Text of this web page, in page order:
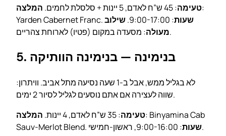
טעימה: 45 ש”ח לאדם, 5 יינות + סלסלת לחמים. המלצה
:
Yarden Cabernet Franc.
שעות: 9:00-17:00.
שילוב
מעולה: מסעדה במקום (פטיו) לארוחת צהריים.
5. בנימינה — בנימינה הוותיקה
לא בגליל ממש, אבל ב-1 שעה נסיעה מתל אביב. וויתרון:
שווה לעצירה אם אתם נוסעים לגליל לסיור 2 ימים.
טעימה: 35 ש”ח לאדם, 4 יינות. המלצה
: Binyamina Cab
Sauv-Merlot Blend.
שעות: 9:00-16:00, ראשון-חמישי.